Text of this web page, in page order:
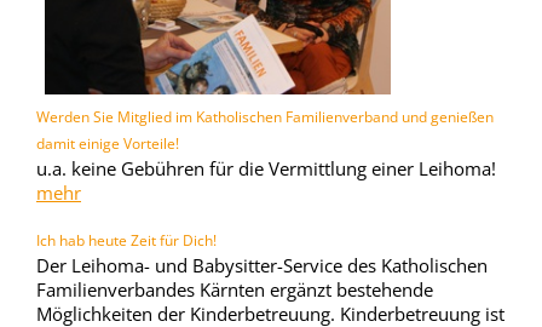
Werden Sie Mitglied im Katholischen Familienverband und genießen
damit einige Vorteile!
u.a. keine Gebühren für die Vermittlung einer Leihoma!
mehr
Ich hab heute Zeit für Dich!
Der Leihoma- und Babysitter-Service des Katholischen
Familienverbandes Kärnten ergänzt bestehende
Möglichkeiten der Kinderbetreuung. Kinderbetreuung ist